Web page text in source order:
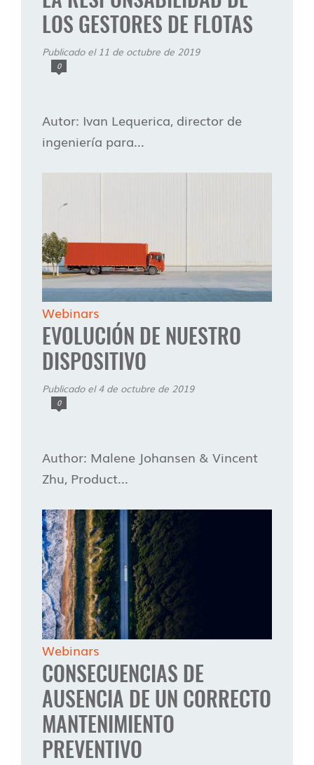
LOS GESTORES DE FLOTAS
Publicado el 11 de octubre de 2019
0
Autor: Ivan Lequerica, director de
ingeniería para...
Webinars
EVOLUCIÓN DE NUESTRO
DISPOSITIVO
Publicado el 4 de octubre de 2019
0
Author: Malene Johansen & Vincent
Zhu, Product...
Webinars
CONSECUENCIAS DE
AUSENCIA DE UN CORRECTO
MANTENIMIENTO
PREVENTIVO